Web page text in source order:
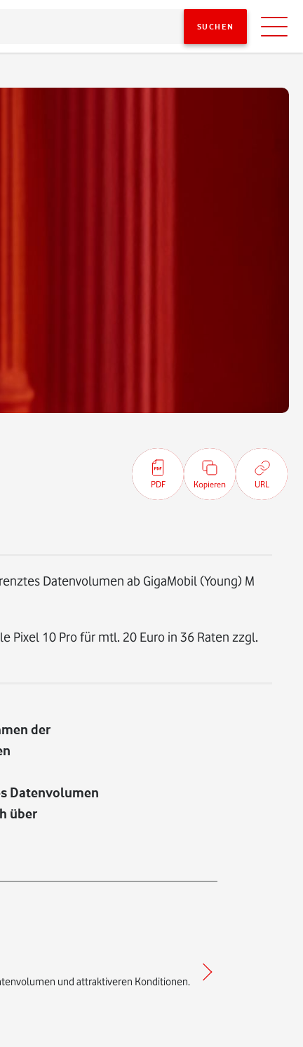
PDF Kopieren URL
Datenvolumen ab GigaMobil (Young) M
Pixel 10 Pro für mtl. 20 Euro in 36 Raten zzgl.
der
Datenvolumen
über
und attraktiveren Konditionen.